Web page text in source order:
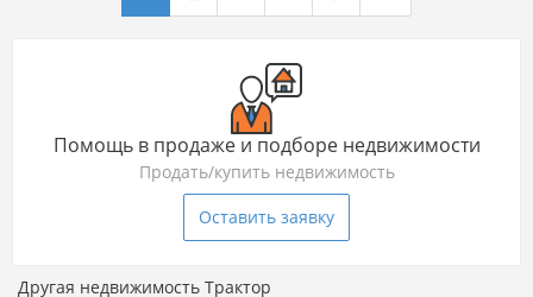
Помощь в продаже и подборе недвижимости
Продать/купить недвижимость
Оставить заявку
Другая недвижимость Трактор